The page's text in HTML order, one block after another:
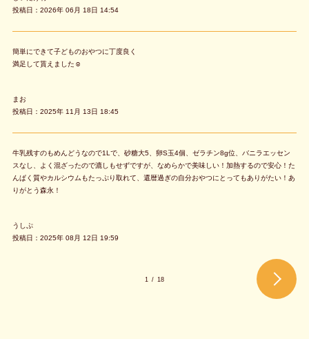
投稿日：2026年 06月 18日 14:54
簡単にできて子どものおやつに丁度良く
満足して貰えました☺️
まお
投稿日：2025年 11月 13日 18:45
牛乳残すのもめんどうなので1Lで、砂糖大5、卵S玉4個、ゼラチン8g位、バニラエッセン
スなし、よく混ざったので漉しもせずですが、なめらかで美味しい！加熱するので安心！た
んぱく質やカルシウムもたっぷり取れて、還暦過ぎの自分おやつにとってもありがたい！あ
りがとう森永！
うしぷ
投稿日：2025年 08月 12日 19:59
1 / 18